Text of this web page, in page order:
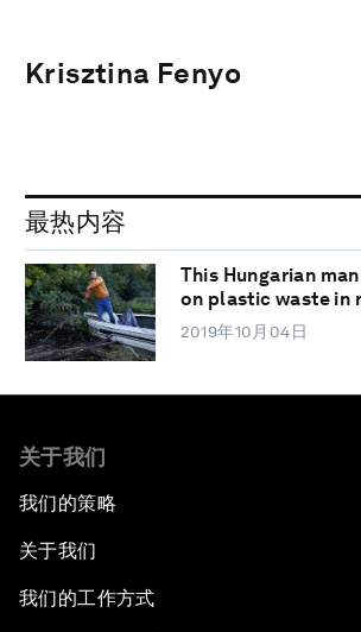
Krisztina Fenyo
最热内容
This Hungarian
on plastic waste in
2019年10月04日
关于我们
我们的策略
关于我们
我们的工作方式